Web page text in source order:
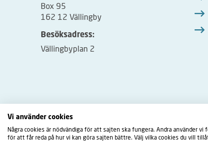
Box 95
162 12 Vällingby
Besöksadress:
Vällingbyplan 2
Vi använder cookies
Några cookies är nödvändiga för att sajten ska fungera. Andra använder
för att får reda på hur vi kan göra sajten bättre. Välj vilka cookies du vill